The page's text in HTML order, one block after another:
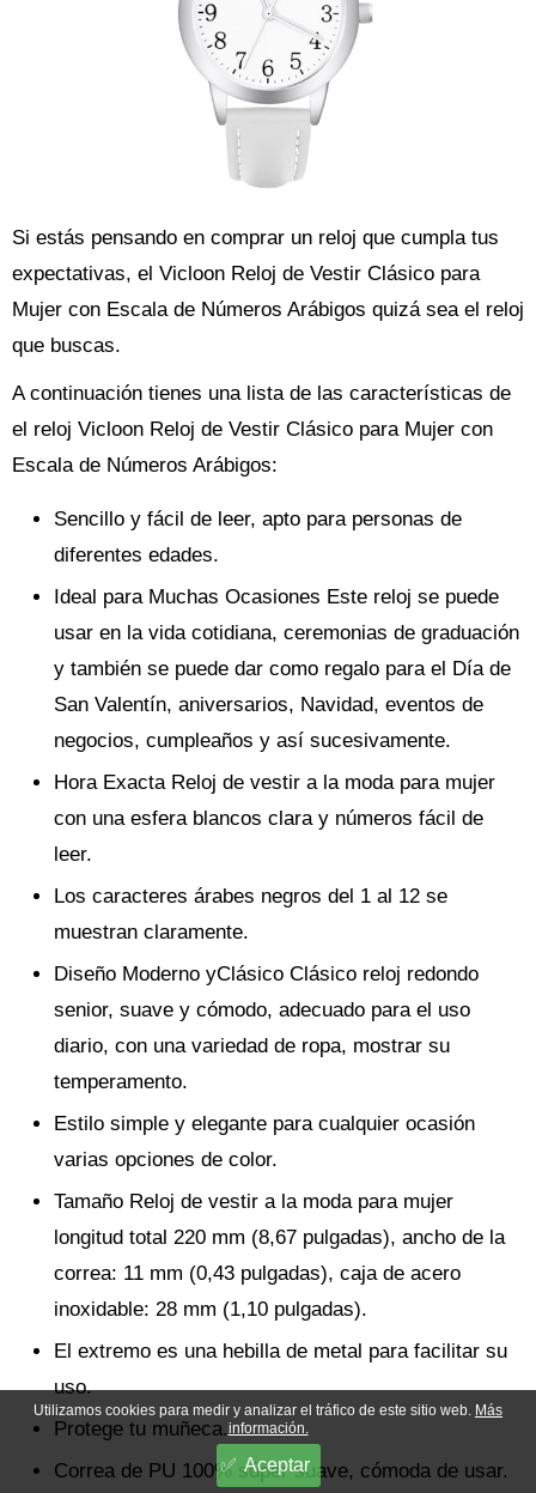
Si estás pensando en comprar un reloj que cumpla tus
expectativas, el Vicloon Reloj de Vestir Clásico para
Mujer con Escala de Números Arábigos quizá sea el reloj
que buscas.
A continuación tienes una lista de las características de
el reloj Vicloon Reloj de Vestir Clásico para Mujer con
Escala de Números Arábigos:
Sencillo y fácil de leer, apto para personas de
diferentes edades.
Ideal para Muchas Ocasiones Este reloj se puede
usar en la vida cotidiana, ceremonias de graduación
y también se puede dar como regalo para el Día de
San Valentín, aniversarios, Navidad, eventos de
negocios, cumpleaños y así sucesivamente.
Hora Exacta Reloj de vestir a la moda para mujer
con una esfera blancos clara y números fácil de
leer.
Los caracteres árabes negros del 1 al 12 se
muestran claramente.
Diseño Moderno yClásico Clásico reloj redondo
senior, suave y cómodo, adecuado para el uso
diario, con una variedad de ropa, mostrar su
temperamento.
Estilo simple y elegante para cualquier ocasión
varias opciones de color.
Tamaño Reloj de vestir a la moda para mujer
longitud total 220 mm (8,67 pulgadas), ancho de la
correa: 11 mm (0,43 pulgadas), caja de acero
inoxidable: 28 mm (1,10 pulgadas).
El extremo es una hebilla de metal para facilitar su
uso.
Protege tu muñeca.
Correa de PU 100% súper suave, cómoda de usar.
Utilizamos cookies para medir y analizar el tráfico de este sitio web. Más
información.
Aceptar